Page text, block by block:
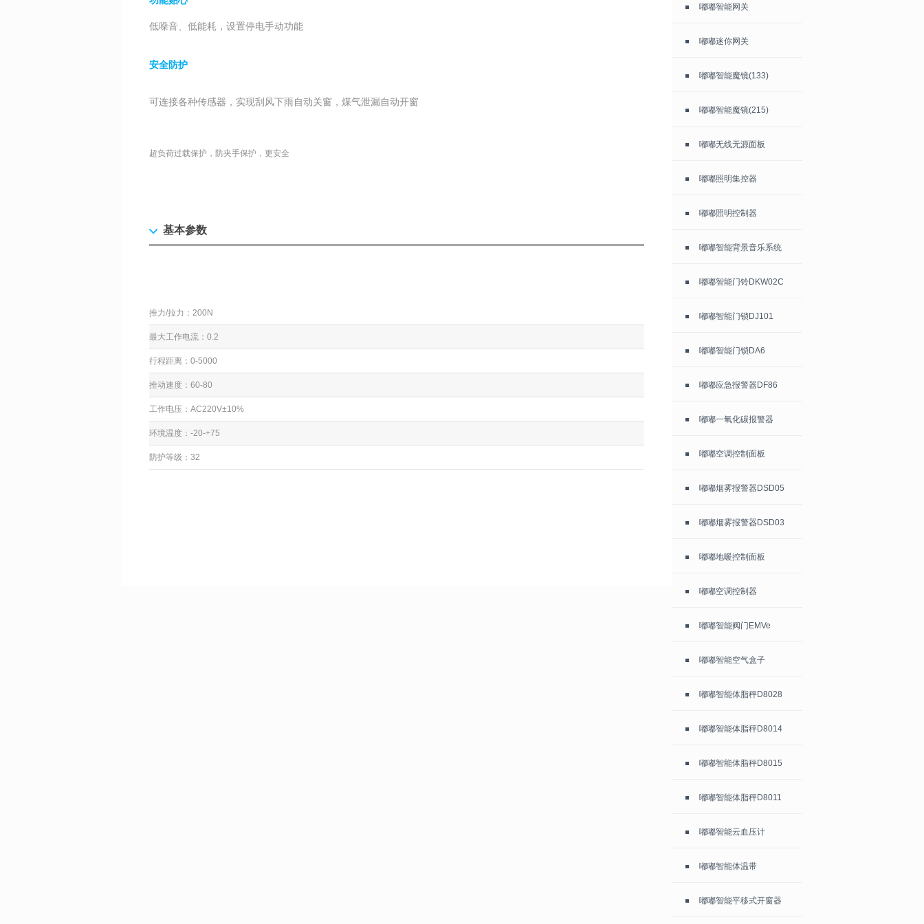
低噪音、低能耗，设置停电手动功能
安全防护
可连接各种传感器，实现刮风下雨自动关窗，煤气泄漏自动开窗
超负荷过载保护，防夹手保护，更安全
基本参数
推力/拉力： 200N
最大工作电流： 0.2
行程距离： 0-5000
推动速度： 60-80
工作电压： AC220V±10%
环境温度： -20-+75
防护等级： 32
嘟嘟智能网关
嘟嘟迷你网关
嘟嘟智能魔镜(133)
嘟嘟智能魔镜(215)
嘟嘟无线无源面板
嘟嘟照明集控器
嘟嘟照明控制器
嘟嘟智能背景音乐系统
嘟嘟智能门铃DKW02C
嘟嘟智能门锁DJ101
嘟嘟智能门锁DA6
嘟嘟应急报警器DF86
嘟嘟一氧化碳报警器
嘟嘟空调控制面板
嘟嘟烟雾报警器DSD05
嘟嘟烟雾报警器DSD03
嘟嘟地暖控制面板
嘟嘟空调控制器
嘟嘟智能阀门EMVe
嘟嘟智能空气盒子
嘟嘟智能体脂秤D8028
嘟嘟智能体脂秤D8014
嘟嘟智能体脂秤D8015
嘟嘟智能体脂秤D8011
嘟嘟智能云血压计
嘟嘟智能体温带
嘟嘟智能平移式开窗器